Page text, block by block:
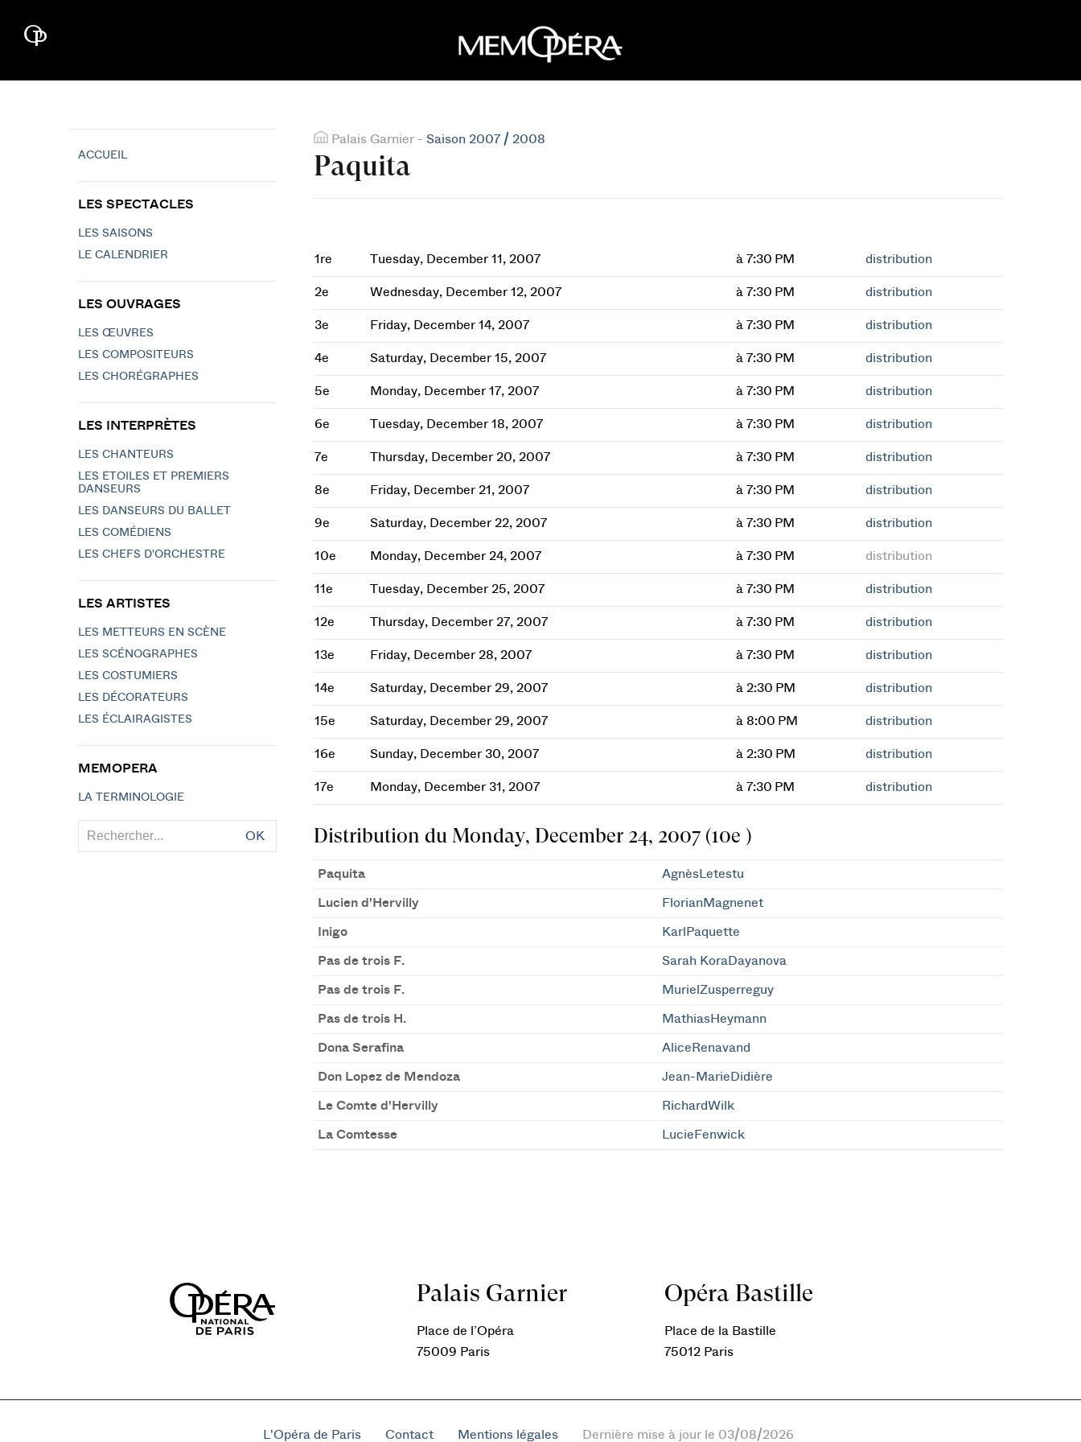
Palais Garnier - Saison 2007 / 2008
Paquita
1re Tuesday, December 11, 2007 à 7:30 PM distribution
2e Wednesday, December 12, 2007 à 7:30 PM distribution
3e Friday, December 14, 2007 à 7:30 PM distribution
4e Saturday, December 15, 2007 à 7:30 PM distribution
5e Monday, December 17, 2007 à 7:30 PM distribution
6e Tuesday, December 18, 2007 à 7:30 PM distribution
7e Thursday, December 20, 2007 à 7:30 PM distribution
8e Friday, December 21, 2007 à 7:30 PM distribution
9e Saturday, December 22, 2007 à 7:30 PM distribution
10e Monday, December 24, 2007 à 7:30 PM distribution
11e Tuesday, December 25, 2007 à 7:30 PM distribution
12e Thursday, December 27, 2007 à 7:30 PM distribution
13e Friday, December 28, 2007 à 7:30 PM distribution
14e Saturday, December 29, 2007 à 2:30 PM distribution
15e Saturday, December 29, 2007 à 8:00 PM distribution
16e Sunday, December 30, 2007 à 2:30 PM distribution
17e Monday, December 31, 2007 à 7:30 PM distribution
Distribution du Monday, December 24, 2007 (10e )
Paquita AgnèsLetestu
Lucien d'Hervilly FlorianMagnenet
Inigo KarlPaquette
Pas de trois F. Sarah KoraDayanova
Pas de trois F. MurielZusperreguy
Pas de trois H. MathiasHeymann
Dona Serafina AliceRenavand
Don Lopez de Mendoza Jean-MarieDidière
Le Comte d'Hervilly RichardWilk
La Comtesse LucieFenwick
ACCUEIL
LES SPECTACLES
LES SAISONS
LE CALENDRIER
LES OUVRAGES
LES ŒUVRES
LES COMPOSITEURS
LES CHORÉGRAPHES
LES INTERPRÈTES
LES CHANTEURS
LES ETOILES ET PREMIERS
DANSEURS
LES DANSEURS DU BALLET
LES COMÉDIENS
LES CHEFS D'ORCHESTRE
LES ARTISTES
LES METTEURS EN SCÈNE
LES SCÉNOGRAPHES
LES COSTUMIERS
LES DÉCORATEURS
LES ÉCLAIRAGISTES
MEMOPERA
LA TERMINOLOGIE
OK
Palais Garnier
Place de l’Opéra
75009 Paris
Opéra Bastille
Place de la Bastille
75012 Paris
L'Opéra de Paris Contact Mentions légales Dernière mise à jour le 03/08/2026